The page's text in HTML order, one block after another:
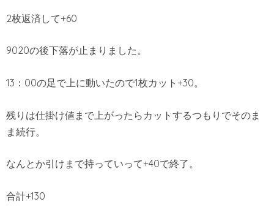
2枚返済して+60
9020の後下落が止まりました。
13：00の足で上に動いたので1枚カット+30。
残りは仕掛け値まで上がったらカットするつもりでそのま
ま続行。
なんとか引けまで持っていって+40で終了。
合計+130